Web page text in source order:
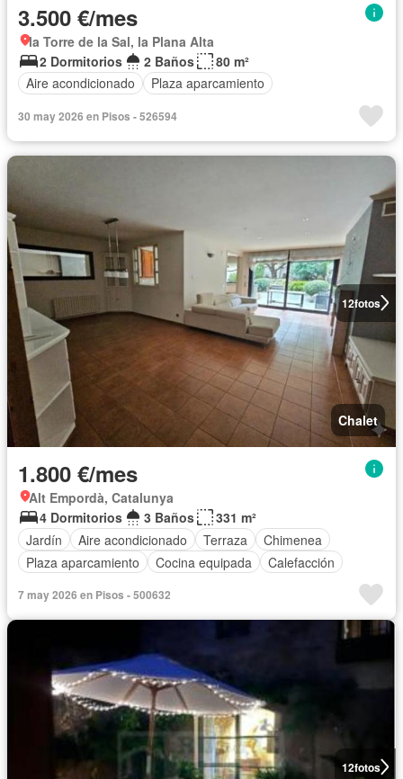
3.500 €/mes
la Torre de la Sal, la Plana Alta
2 Dormitorios
2 Baños
80 m²
Aire acondicionado
Plaza aparcamiento
30 may 2026 en Pisos - 526594
12fotos
Chalet
1.800 €/mes
Alt Empordà, Catalunya
4 Dormitorios
3 Baños
331 m²
Jardín
Aire acondicionado Terraza
Chimenea
Plaza aparcamiento
Cocina equipada Calefacción
7 may 2026 en Pisos - 500632
12fotos